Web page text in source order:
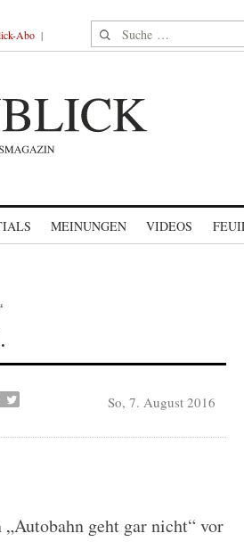
Abo Suche nach:
MEINUNGEN VIDEOS
So, 7. August 2016
geht gar nicht“ vor